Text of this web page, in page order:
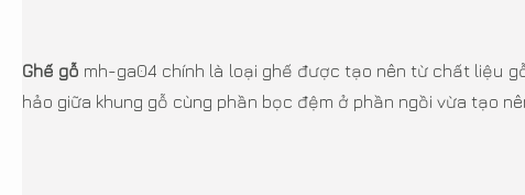
Ghế gỗ mh-ga04 chính là loại ghế được tạo nên từ chất liệu
hảo giữa khung gỗ cùng phần bọc đệm ở phần ngồi vừa tạo